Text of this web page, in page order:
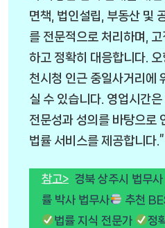
면책, 법인설립, 부동산 및
를 전문적으로 처리하며,
하고 정확히 대응합니다. 오
천시청 인근 중일사거리에
실 수 있습니다. 영업시간
전문성과 성의를 바탕으로
법률 서비스를 제공합니다.”
참고> 경북 상주시 법무사
률 박사 법무사
추천
법률 지식 전문가
정